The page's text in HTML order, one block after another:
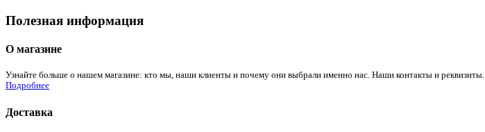
Полезная информация
О магазине
Узнайте больше о нашем магазине: кто мы, наши клиенты и почему они выбрали именно нас. Наши контакты и реквизиты.
Подробнее
Доставка